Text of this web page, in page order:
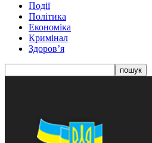
Події
Політика
Економіка
Кримінал
Здоров’я